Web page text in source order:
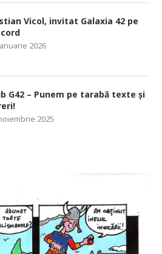
Vicol, invitat Galaxia 42 pe
2026
G42 – Punem pe tarabă texte și
2025